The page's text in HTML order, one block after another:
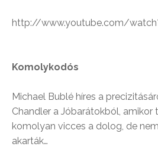
http://www.youtube.com/
Komolykodós
Michael Bublé híres a
Chandler a Jóbarátokból, amikor
komolyan vicces a dolog, de
akarták…